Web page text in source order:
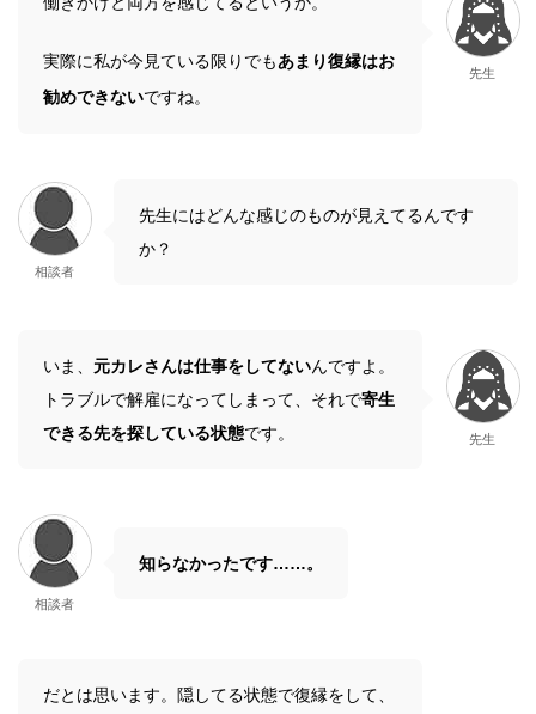
実際に私が今見ている限りでもあまり復縁はお
勧めできないですね。
先生
相談者
先生にはどんな感じのものが見えてるんです
か？
いま、 元カレさんは仕事をしてないんですよ。
トラブルで解雇になってしまって、それで寄生
できる先を探している状態です。 先生
相談者
知らなかったです……。
だとは思います。隠してる状態で復縁をして、